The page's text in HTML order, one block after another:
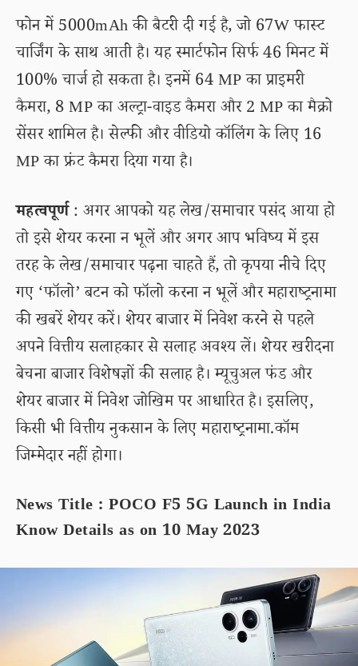
फोन में 5000mAh की बैटरी दी गई है, जो 67W फास्ट
चार्जिंग के साथ आती है। यह स्मार्टफोन सिर्फ 46 मिनट में
100% चार्ज हो सकता है। इनमें 64 MP का प्राइमरी
कैमरा, 8 MP का अल्ट्रा-वाइड कैमरा और 2 MP का मैक्रो
सेंसर शामिल है। सेल्फी और वीडियो कॉलिंग के लिए 16
MP का फ्रंट कैमरा दिया गया है।
महत्वपूर्ण: अगर आपको यह लेख/समाचार पसंद आया हो
तो इसे शेयर करना न भूलें और अगर आप भविष्य में इस
तरह के लेख/समाचार पढ़ना चाहते हैं, तो कृपया नीचे दिए
गए ‘फॉलो’ बटन को फॉलो करना न भूलें और महाराष्ट्रनामा
की खबरें शेयर करें। शेयर बाजार में निवेश करने से पहले
अपने वित्तीय सलाहकार से सलाह अवश्य लें। शेयर खरीदना
बेचना बाजार विशेषज्ञों की सलाह है। म्यूचुअल फंड और
शेयर बाजार में निवेश जोखिम पर आधारित है। इसलिए,
किसी भी वित्तीय नुकसान के लिए महाराष्ट्रनामा.कॉम
जिम्मेदार नहीं होगा।
News Title : POCO F5 5G Launch in India
Know Details as on 10 May 2023